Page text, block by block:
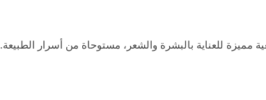
مميزة للعناية بالبشرة والشعر، مستوحاة من أسرار الطبيعة.